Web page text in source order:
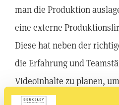
man die Produktion
eine externe
Diese hat neben der
die Erfahrung und
Videoinhalte zu planen,
Erfolg zu machen. Dass